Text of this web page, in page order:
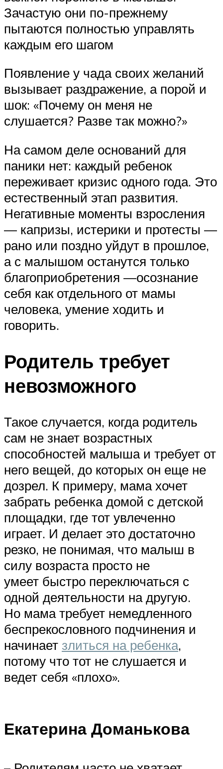
Зачастую они по-прежнему
пытаются полностью управлять
каждым его шагом
Появление у чада своих желаний
вызывает раздражение, а порой и
шок: «Почему он меня не
слушается? Разве так можно?»
На самом деле оснований для
паники нет: каждый ребенок
переживает кризис одного года. Это
естественный этап развития.
Негативные моменты взросления
— капризы, истерики и протесты —
рано или поздно уйдут в прошлое,
а с малышом останутся только
благоприобретения —осознание
себя как отдельного от мамы
человека, умение ходить и
говорить.
Родитель требует
невозможного
Такое случается, когда родитель
сам не знает возрастных
способностей малыша и требует от
него вещей, до которых он еще не
дозрел. К примеру, мама хочет
забрать ребенка домой с детской
площадки, где тот увлеченно
играет. И делает это достаточно
резко, не понимая, что малыш в
силу возраста просто не
умеет быстро переключаться с
одной деятельности на другую.
Но мама требует немедленного
беспрекословного подчинения и
начинает злиться на ребенка,
потому что тот не слушается и
ведет себя «плохо».
Екатерина Доманькова